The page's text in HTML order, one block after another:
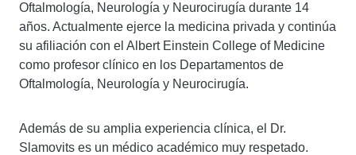
Oftalmología, Neurología y Neurocirugía durante 14
años. Actualmente ejerce la medicina privada y continúa
su afiliación con el Albert Einstein College of Medicine
como profesor clínico en los Departamentos de
Oftalmología, Neurología y Neurocirugía.
Además de su amplia experiencia clínica, el Dr.
Slamovits es un médico académico muy respetado.